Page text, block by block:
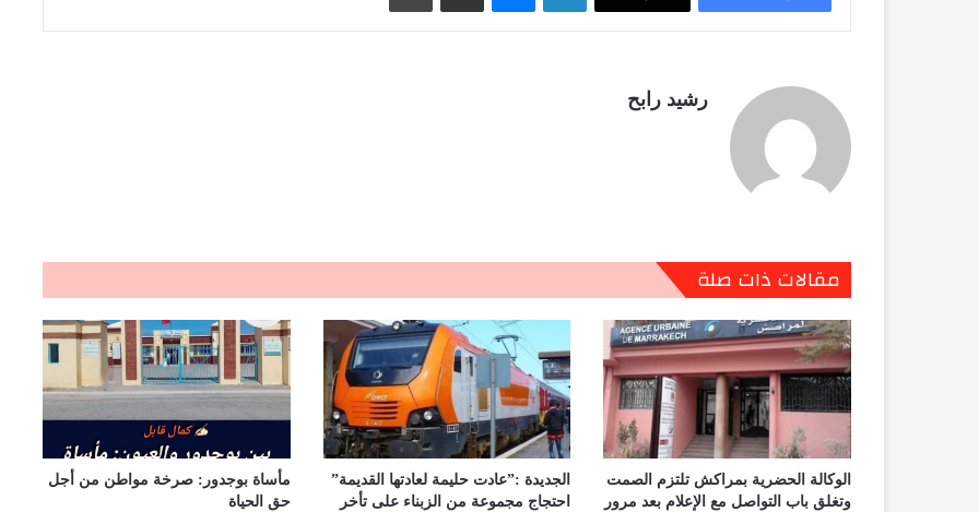
رشيد رابح
مقالات ذات صلة
الوكالة الحضرية بمراكش تلتزم الصمت
وتغلق باب التواصل مع الإعلام بعد مرور
الجديدة :”عادت حليمة لعادتها القديمة”
احتجاج مجموعة من الزبناء على تأخر
مأساة بوجدور: صرخة مواطن من أجل
حق الحياة